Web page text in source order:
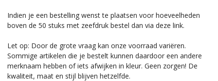
Indien je een bestelling wenst te plaatsen voor hoeveelheden
boven de 50 stuks met zeefdruk bestel dan via deze link.
Let op: Door de grote vraag kan onze voorraad variëren.
Sommige artikelen die je bestelt kunnen daardoor een andere
merknaam hebben of iets afwijken in kleur. Geen zorgen! De
kwaliteit, maat en stijl blijven hetzelfde.